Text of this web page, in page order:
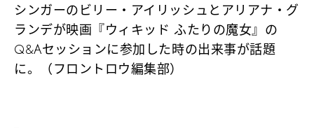
シンガーのビリー・アイリッシュとアリアナ・グ
ランデが映画『ウィキッド ふたりの魔女』の
Q&Aセッションに参加した時の出来事が話題
に。（フロントロウ編集部）